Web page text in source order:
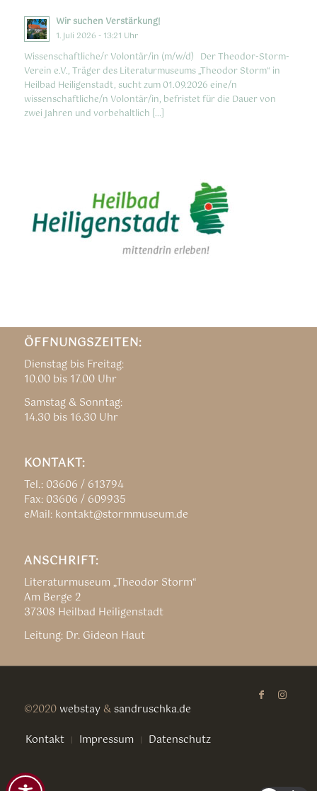
Wir suchen Verstärkung!
1. Juli 2026 - 13:21 Uhr
Wissenschaftliche/r Volontär/in (m/w/d) Der Theodor-Storm-
Verein e.V., Träger des Literaturmuseums „Theodor Storm“ in
Heilbad Heiligenstadt, sucht zum 01.09.2026 eine/n
wissenschaftliche/n Volontär/in, befristet für die Dauer von
zwei Jahren und vorbehaltlich […]
ÖFFNUNGSZEITEN:
Dienstag bis Freitag:
10.00 bis 17.00 Uhr
Samstag & Sonntag:
14.30 bis 16.30 Uhr
KONTAKT:
Tel.: 03606 / 613794
Fax: 03606 / 609935
eMail: kontakt@stormmuseum.de
ANSCHRIFT:
Literaturmuseum „Theodor Storm“
Am Berge 2
37308 Heilbad Heiligenstadt
Leitung: Dr. Gideon Haut
©2020 webstay&sandruschka.de
Kontakt
Impressum Datenschutz